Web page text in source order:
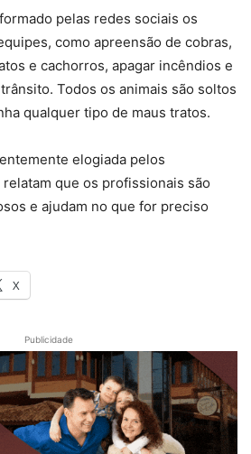
pelas redes sociais os
como apreensão de cobras,
e cachorros, apagar incêndios e
Todos os animais são soltos
qualquer tipo de maus tratos.
elogiada pelos
que os profissionais são
e ajudam no que for preciso
X
Publicidade